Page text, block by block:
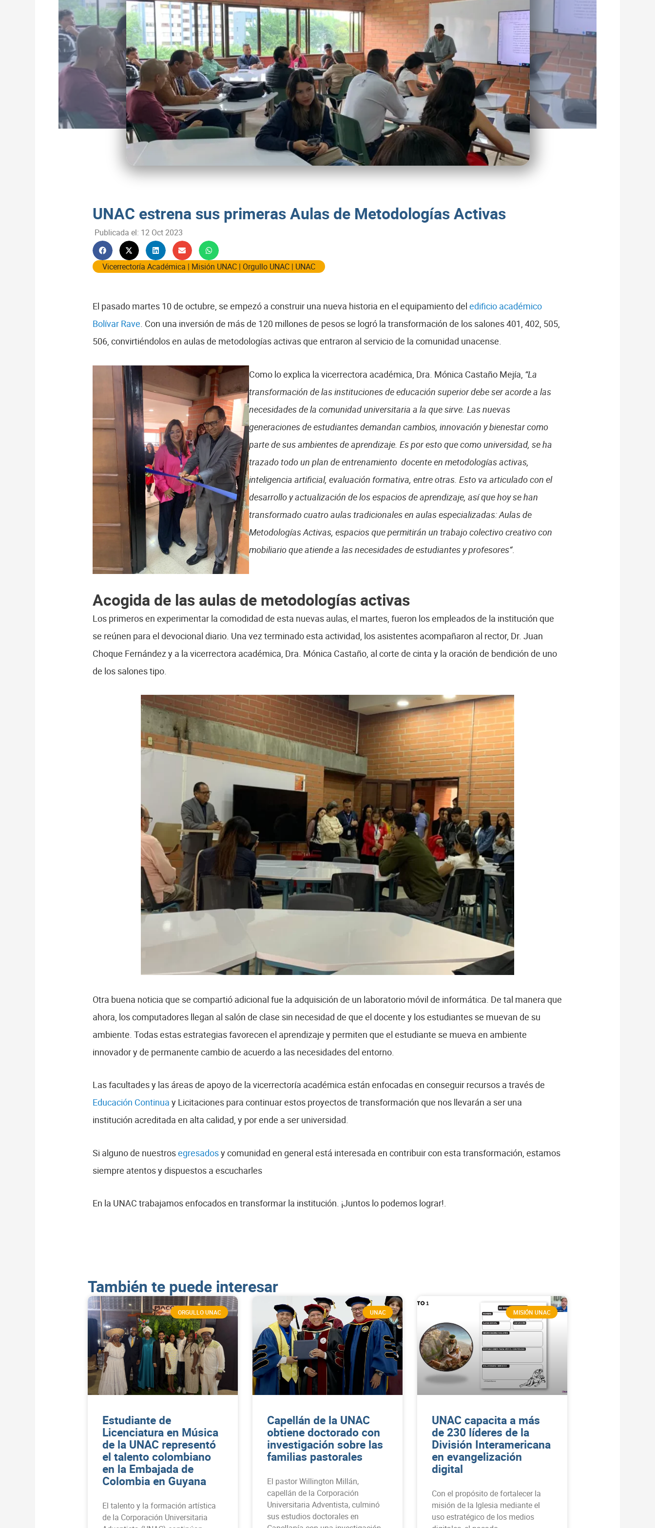
UNAC estrena sus primeras Aulas de Metodologías Activas
Publicada el: 12 Oct 2023
Vicerrectoría Académica | Misión UNAC | Orgullo UNAC | UNAC
El pasado martes 10 de octubre, se empezó a construir una nueva historia en el equipamiento del edificio académico
Bolívar Rave. Con una inversión de más de 120 millones de pesos se logró la transformación de los salones 401, 402, 505,
506, convirtiéndolos en aulas de metodologías activas que entraron al servicio de la comunidad unacense.
Como lo explica la vicerrectora académica, Dra. Mónica Castaño Mejía, “La
transformación de las instituciones de educación superior debe ser acorde a las
necesidades de la comunidad universitaria a la que sirve. Las nuevas
generaciones de estudiantes demandan cambios, innovación y bienestar como
parte de sus ambientes de aprendizaje. Es por esto que como universidad, se ha
trazado todo un plan de entrenamiento docente en metodologías activas,
inteligencia artificial, evaluación formativa, entre otras. Esto va articulado con el
desarrollo y actualización de los espacios de aprendizaje, así que hoy se han
transformado cuatro aulas tradicionales en aulas especializadas: Aulas de
Metodologías Activas, espacios que permitirán un trabajo colectivo creativo con
mobiliario que atiende a las necesidades de estudiantes y profesores”.
Acogida de las aulas de metodologías activas
Los primeros en experimentar la comodidad de esta nuevas aulas, el martes, fueron los empleados de la institución que
se reúnen para el devocional diario. Una vez terminado esta actividad, los asistentes acompañaron al rector, Dr. Juan
Choque Fernández y a la vicerrectora académica, Dra. Mónica Castaño, al corte de cinta y la oración de bendición de uno
de los salones tipo.
Otra buena noticia que se compartió adicional fue la adquisición de un laboratorio móvil de informática. De tal manera que
ahora, los computadores llegan al salón de clase sin necesidad de que el docente y los estudiantes se muevan de su
ambiente. Todas estas estrategias favorecen el aprendizaje y permiten que el estudiante se mueva en ambiente
innovador y de permanente cambio de acuerdo a las necesidades del entorno.
Las facultades y las áreas de apoyo de la vicerrectoría académica están enfocadas en conseguir recursos a través de
Educación Continua y Licitaciones para continuar estos proyectos de transformación que nos llevarán a ser una
institución acreditada en alta calidad, y por ende a ser universidad.
Si alguno de nuestrosegresadosy comunidad en general está interesada en contribuir con esta transformación, estamos
siempre atentos y dispuestos a escucharles
En la UNAC trabajamos enfocados en transformar la institución. ¡Juntos lo podemos lograr!.
También te puede interesar
ORGULLO UNAC
Estudiante de
Licenciatura en Música
de la UNAC representó
el talento colombiano
en la Embajada de
Colombia en Guyana
El talento y la formación artística
de la Corporación Universitaria
UNAC
Capellán de la UNAC
obtiene doctorado con
investigación sobre las
familias pastorales
El pastor Willington Millán,
capellán de la Corporación
Universitaria Adventista, culminó
sus estudios doctorales en
MISIÓN UNAC
UNAC capacita a más
de 230 líderes de la
División Interamericana
en evangelización
digital
Con el propósito de fortalecer la
misión de la Iglesia mediante el
uso estratégico de los medios